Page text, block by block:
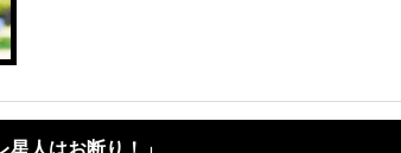
人はお断り！」